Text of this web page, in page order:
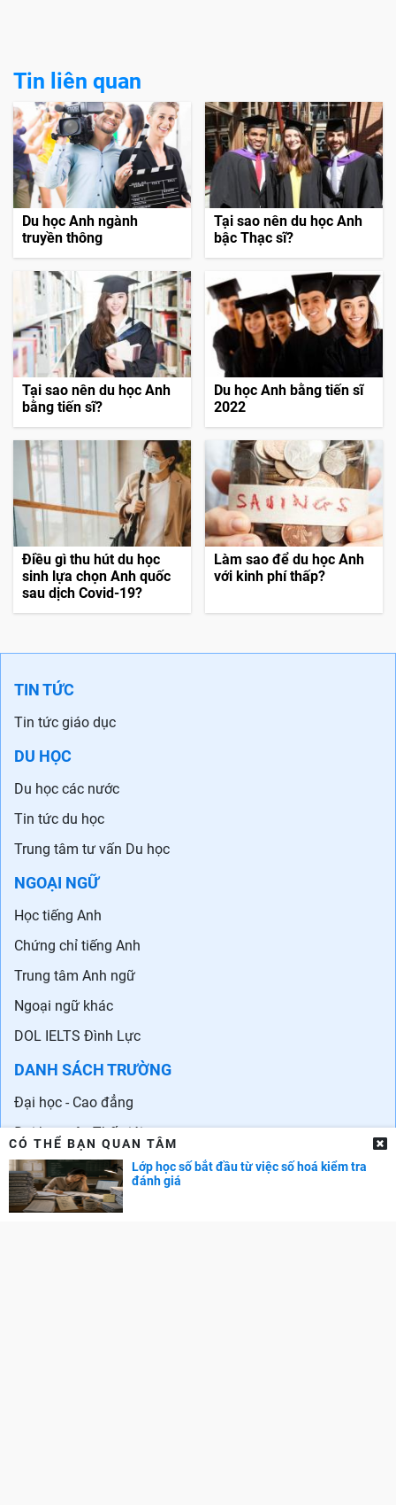
Tin liên quan
Du học Anh ngành
truyền thông
Tại sao nên du học Anh
bậc Thạc sĩ?
Tại sao nên du học Anh
bằng tiến sĩ?
Du học Anh bằng tiến sĩ
2022
Điều gì thu hút du học
sinh lựa chọn Anh quốc
sau dịch Covid-19?
Làm sao để du học Anh
với kinh phí thấp?
TIN TỨC
Tin tức giáo dục
DU HỌC
Du học các nước
Tin tức du học
Trung tâm tư vấn Du học
NGOẠI NGỮ
Học tiếng Anh
Chứng chỉ tiếng Anh
Trung tâm Anh ngữ
Ngoại ngữ khác
DOL IELTS Đình Lực
DANH SÁCH TRƯỜNG
Đại học - Cao đẳng
Đại học trên Thế giới
Danh sách trường quốc tế ở Hà Nội
Danh sách các trường quốc tế tại TPHCM
CÓ THỂ BẠN QUAN TÂM
Lớp học số bắt đầu từ việc số hoá kiểm tra
đánh giá